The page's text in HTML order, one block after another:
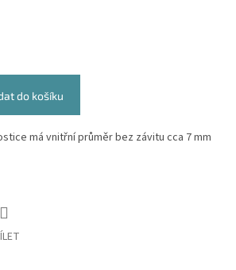
do košíku
má vnitřní průměr bez závitu cca 7 mm